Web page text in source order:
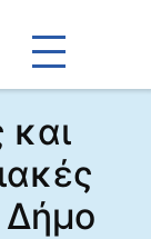
και
Δήμο